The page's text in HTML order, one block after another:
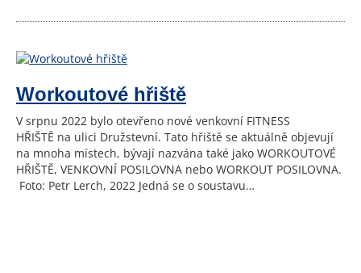
Workoutové hřiště
V srpnu 2022 bylo otevřeno nové venkovní FITNESS
HŘIŠTĚ na ulici Družstevní. Tato hřiště se aktuálně objevují
na mnoha místech, bývají nazvána také jako WORKOUTOVÉ
HŘIŠTĚ, VENKOVNÍ POSILOVNA nebo WORKOUT POSILOVNA.
Foto: Petr Lerch, 2022 Jedná se o soustavu…